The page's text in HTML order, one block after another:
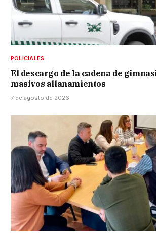
POLICIALES
El descargo de la cadena de
masivos allanamientos
7 de agosto de 2026